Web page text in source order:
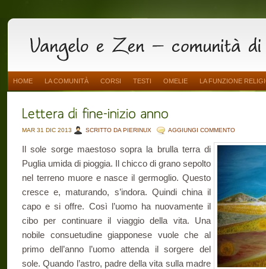
HOME LA COMUNITÀ CORSI TESTI OMELIE LA FUNZIONE
MAR 31 DIC 2013 SCRITTO DA PIERINUX AGGIUNGI COMMENTO
Il sole sorge maestoso sopra la brulla terra di
Puglia umida di pioggia. Il chicco di grano sepolto
nel terreno muore e nasce il germoglio. Questo
cresce e, maturando, s’indora. Quindi china il
capo e si offre. Così l’uomo ha nuovamente il
cibo per continuare il viaggio della vita. Una
nobile consuetudine giapponese vuole che al
primo dell’anno l’uomo attenda il sorgere del
sole. Quando l’astro, padre della vita sulla madre